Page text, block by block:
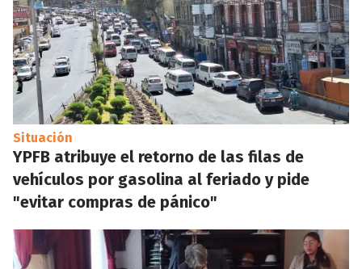
Situación
YPFB atribuye el retorno de las filas de
vehículos por gasolina al feriado y pide
"evitar compras de pánico"